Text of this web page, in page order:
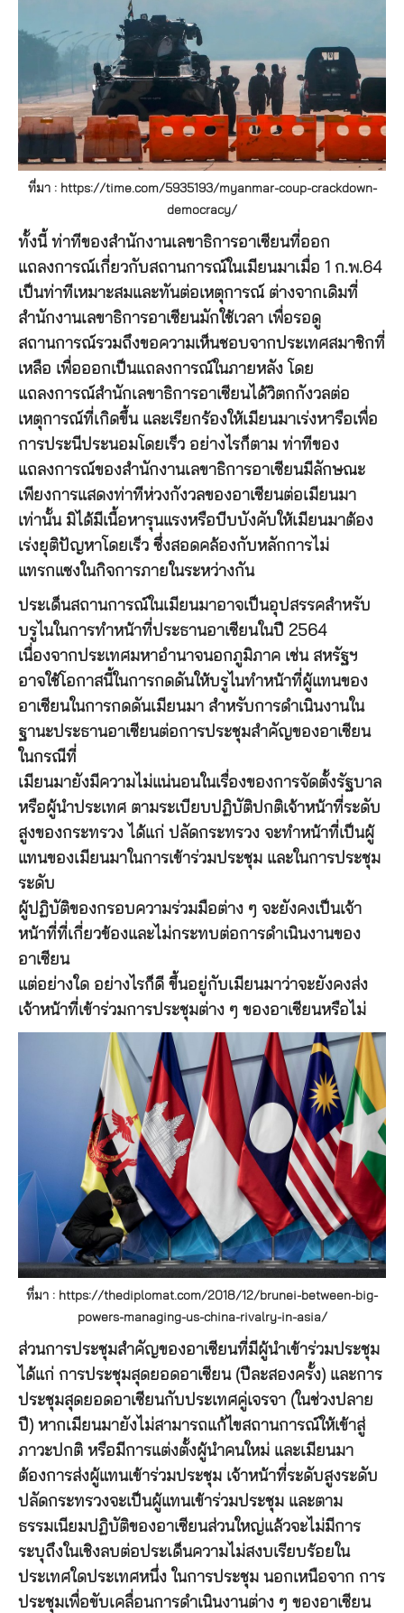
ที่มา : https://time.com/5935193/myanmar-coup-crackdown-
democracy/
ทั้งนี้ ท่าทีของสำนักงานเลขาธิการอาเซียนที่ออก
แถลงการณ์เกี่ยวกับสถานการณ์ในเมียนมาเมื่อ 1 ก.พ.64
เป็นท่าทีเหมาะสมและทันต่อเหตุการณ์ ต่างจากเดิมที่
สำนักงานเลขาธิการอาเซียนมักใช้เวลา เพื่อรอดู
สถานการณ์รวมถึงขอความเห็นชอบจากประเทศสมาชิกที่
เหลือ เพื่อออกเป็นแถลงการณ์ในภายหลัง โดย
แถลงการณ์สำนักเลขาธิการอาเซียนได้วิตกกังวลต่อ
เหตุการณ์ที่เกิดขึ้น และเรียกร้องให้เมียนมาเร่งหารือเพื่อ
การประนีประนอมโดยเร็ว อย่างไรก็ตาม ท่าทีของ
แถลงการณ์ของสำนักงานเลขาธิการอาเซียนมีลักษณะ
เพียงการแสดงท่าทีห่วงกังวลของอาเซียนต่อเมียนมา
เท่านั้น มิได้มีเนื้อหารุนแรงหรือบีบบังคับให้เมียนมาต้อง
เร่งยุติปัญหาโดยเร็ว ซึ่งสอดคล้องกับหลักการไม่
แทรกแซงในกิจการภายในระหว่างกัน
ประเด็นสถานการณ์ในเมียนมาอาจเป็นอุปสรรคสำหรับ
บรูไนในการทำหน้าที่ประธานอาเซียนในปี 2564
เนื่องจากประเทศมหาอำนาจนอกภูมิภาค เช่น สหรัฐฯ
อาจใช้โอกาสนี้ในการกดดันให้บรูไนทำหน้าที่ผู้แทนของ
อาเซียนในการกดดันเมียนมา สำหรับการดำเนินงานใน
ฐานะประธานอาเซียนต่อการประชุมสำคัญของอาเซียน
ในกรณีที่
เมียนมายังมีความไม่แน่นอนในเรื่องของการจัดตั้งรัฐบาล
หรือผู้นำประเทศ ตามระเบียบปฏิบัติปกติเจ้าหน้าที่ระดับ
สูงของกระทรวง ได้แก่ ปลัดกระทรวง จะทำหน้าที่เป็นผู้
แทนของเมียนมาในการเข้าร่วมประชุม และในการประชุม
ระดับ
ผู้ปฏิบัติของกรอบความร่วมมือต่าง ๆ จะยังคงเป็นเจ้า
หน้าที่ที่เกี่ยวข้องและไม่กระทบต่อการดำเนินงานของ
อาเซียน
แต่อย่างใด อย่างไรก็ดี ขึ้นอยู่กับเมียนมาว่าจะยังคงส่ง
เจ้าหน้าที่เข้าร่วมการประชุมต่าง ๆ ของอาเซียนหรือไม่
ที่มา : https://thediplomat.com/2018/12/brunei-between-big-
powers-managing-us-china-rivalry-in-asia/
ส่วนการประชุมสำคัญของอาเซียนที่มีผู้นำเข้าร่วมประชุม
ได้แก่ การประชุมสุดยอดอาเซียน (ปีละสองครั้ง) และการ
ประชุมสุดยอดอาเซียนกับประเทศคู่เจรจา (ในช่วงปลาย
ปี) หากเมียนมายังไม่สามารถแก้ไขสถานการณ์ให้เข้าสู่
ภาวะปกติ หรือมีการแต่งตั้งผู้นำคนใหม่ และเมียนมา
ต้องการส่งผู้แทนเข้าร่วมประชุม เจ้าหน้าที่ระดับสูงระดับ
ปลัดกระทรวงจะเป็นผู้แทนเข้าร่วมประชุม และตาม
ธรรมเนียมปฏิบัติของอาเซียนส่วนใหญ่แล้วจะไม่มีการ
ระบุถึงในเชิงลบต่อประเด็นความไม่สงบเรียบร้อยใน
ประเทศใดประเทศหนึ่ง ในการประชุม นอกเหนือจาก การ
ประชุมเพื่อขับเคลื่อนการดำเนินงานต่าง ๆ ของอาเซียน